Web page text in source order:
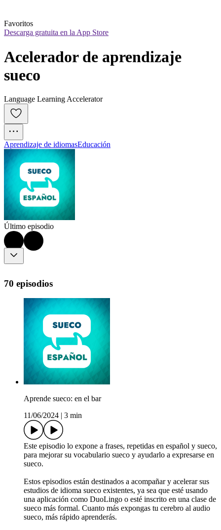
Favoritos
Descarga gratuita en la App Store
Acelerador de aprendizaje
sueco
Language Learning Accelerator
Aprendizaje de idiomasEducación
Último episodio
70 episodios
Aprende sueco: en el bar
11/06/2024
3 min
Este episodio lo expone a frases, repetidas en español y sueco,
para mejorar su vocabulario sueco y ayudarlo a expresarse en
sueco.
Estos episodios están destinados a acompañar y acelerar sus
estudios de idioma sueco existentes, ya sea que esté usando
una aplicación como DuoLingo o esté inscrito en una clase de
sueco más formal. Cuanto más expongas tu cerebro al audio
sueco, más rápido aprenderás.